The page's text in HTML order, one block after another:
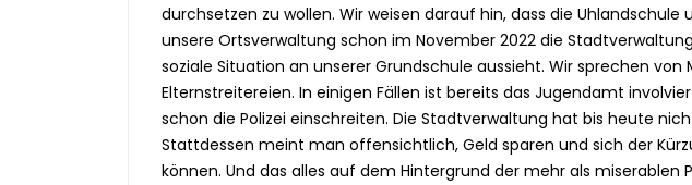
durchsetzen zu wollen. Wir weisen darauf hin, dass die Uhlandschule
unsere Ortsverwaltung schon im November 2022 die
soziale Situation an unserer Grundschule aussieht. Wir sprechen von
Elternstreitereien. In einigen Fällen ist bereits das Jugendamt
schon die Polizei einschreiten. Die Stadtverwaltung hat bis heute
Stattdessen meint man offensichtlich, Geld sparen und sich der
können. Und das alles auf dem Hintergrund der mehr als miserablen